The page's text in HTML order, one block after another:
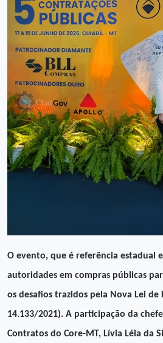
O evento, que é referência estadual
autoridades em compras públicas
os desafios trazidos pela Nova Lei de
14.133/2021). A participação da
Contratos do Core-MT, Lívia Léia da